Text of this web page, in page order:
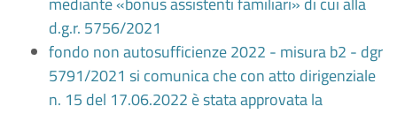
d.g.r. 5756/2021
fondo non autosufficienze 2022 - misura b2 - dgr
5791/2021 si comunica che con atto dirigenziale
n. 15 del 17.06.2022 è stata approvata la